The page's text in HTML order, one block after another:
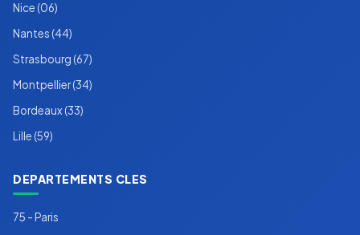
Nice (06)
Nantes (44)
Strasbourg (67)
Montpellier (34)
Bordeaux (33)
Lille (59)
DEPARTEMENTS CLES
75 - Paris